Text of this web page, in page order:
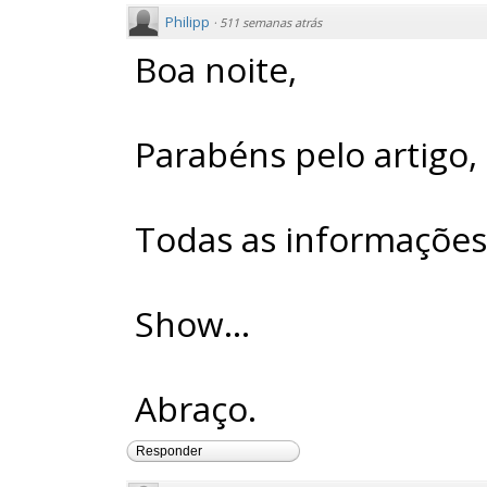
Philipp · 511 semanas atrás
Boa noite,
Parabéns pelo
Todas as
Show...
Abraço.
Responder